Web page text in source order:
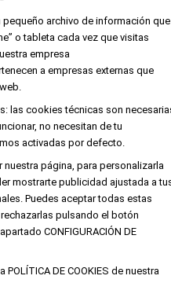
6
los derechos
archivo de información que
o tableta cada vez que visitas
empresa
a empresas externas que
las cookies técnicas son
no necesitan de tu
activadas por defecto.
página, para personalizarla
mostrarte publicidad ajustada a
Puedes aceptar todas estas
pulsando el botón
CONFIGURACIÓN DE
DE COOKIES de nuestra